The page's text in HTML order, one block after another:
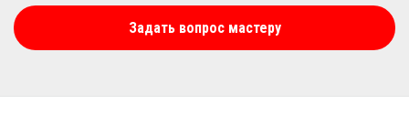
Задать вопрос мастеру